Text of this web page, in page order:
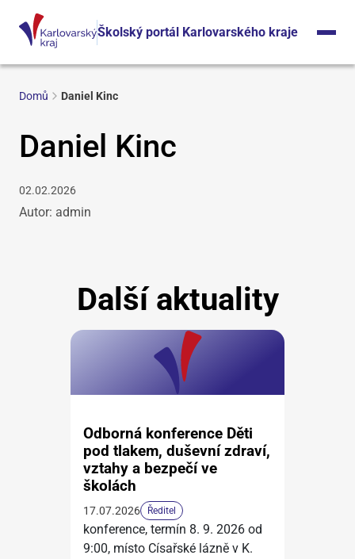
Školský portál Karlovarského kraje
Domů Daniel Kinc
Daniel Kinc
02.02.2026
Autor: admin
Další aktuality
Odborná konference Děti
pod tlakem, duševní zdraví,
vztahy a bezpečí ve
školách
17.07.2026 Ředitel
konference, termín 8. 9. 2026 od
9:00, místo Císařské lázně v K.